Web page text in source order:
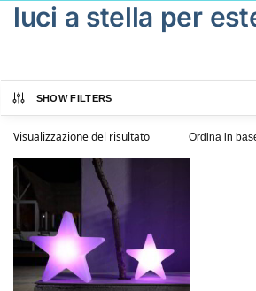
luci a stella per
SHOW FILTERS
Visualizzazione del risultato